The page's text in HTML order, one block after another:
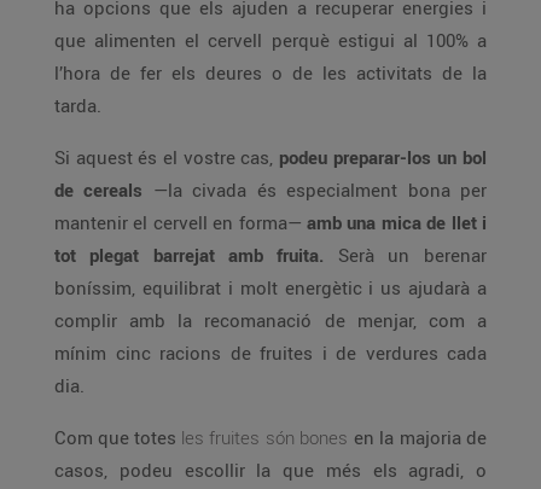
ha opcions que els ajuden a recuperar energies i
que alimenten el cervell perquè estigui al 100% a
l’hora de fer els deures o de les activitats de la
tarda.
Si aquest és el vostre cas, podeu preparar-los un bol
de cereals —la civada és especialment bona per
mantenir el cervell en forma— amb una mica de llet i
tot plegat barrejat amb fruita. Serà un berenar
boníssim, equilibrat i molt energètic i us ajudarà a
complir amb la recomanació de menjar, com a
mínim cinc racions de fruites i de verdures cada
dia.
Com que totes les fruites són bones en la majoria de
casos, podeu escollir la que més els agradi, o